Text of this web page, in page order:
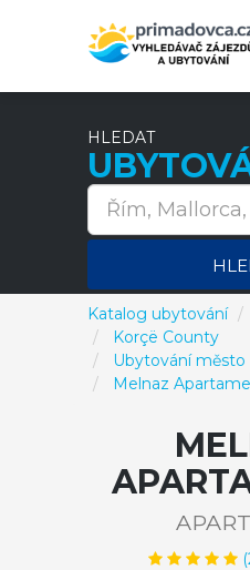
HLEDAT
Katalog ubytování
Korçë County
Ubytování město
Melnaz
(